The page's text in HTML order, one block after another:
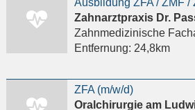
Entfernung: 24,8km
ZFA (m/w/d)
Oralchirurgie am